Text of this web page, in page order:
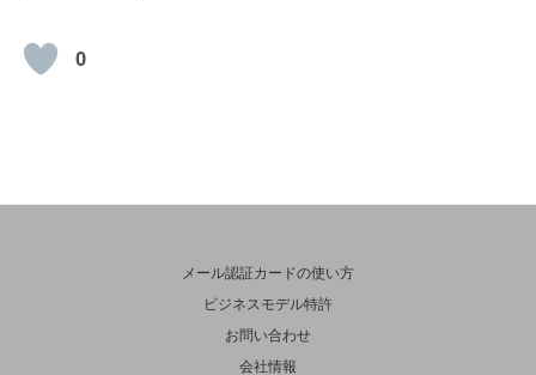
0
メール認証カードの使い方
ビジネスモデル特許
お問い合わせ
会社情報